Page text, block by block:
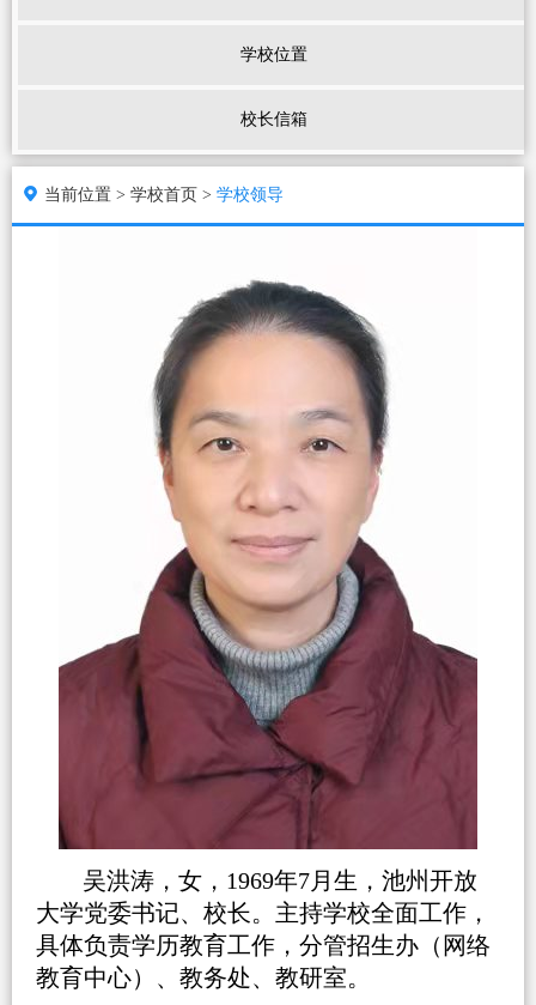
学校位置
校长信箱
当前位置 > 学校首页 > 学校领导
吴洪涛，女，1969年7月生，池州开放
大学党委书记、校长。主持学校全面工作，
具体负责学历教育工作，分管招生办（网络
教育中心）、教务处、教研室。